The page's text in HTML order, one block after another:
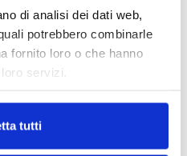
di analisi dei dati web,
potrebbero combinarle
fornito loro o che hanno
servizi.
tutti
grande
alla Convention degli
HUMANITAS (l’impatto
e oltre)